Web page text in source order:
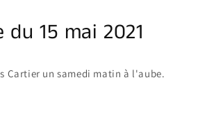
15 mai 2021
Cartier un samedi matin à l'aube.